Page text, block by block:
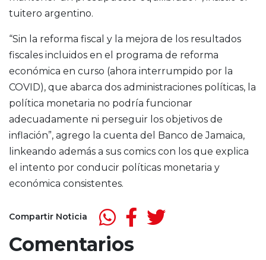
tuitero argentino.
“Sin la reforma fiscal y la mejora de los resultados
fiscales incluidos en el programa de reforma
económica en curso (ahora interrumpido por la
COVID), que abarca dos administraciones políticas, la
política monetaria no podría funcionar
adecuadamente ni perseguir los objetivos de
inflación”, agrego la cuenta del Banco de Jamaica,
linkeando además a sus comics con los que explica
el intento por conducir políticas monetaria y
económica consistentes.
Compartir Noticia
Comentarios